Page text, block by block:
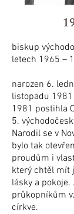
biskup
letech 1965 –
narozen 6.
listopadu
1981 postihla
5.
Narodil se v
bylo tak
proudům i
který chtěl mít
lásky a
průkopníkům
církve.